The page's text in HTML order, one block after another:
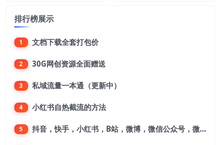
排行榜展示
1 文档下载全套打包价
2 30G网创资源全面赠送
3 私域流量一本通（更新中）
4 小红书自热截流的方法
5 抖音，快手，小红书，B站，微博，微信公众号，微信视频号。每一个平台，都是不一样的机会，对应不一样的赚钱思路